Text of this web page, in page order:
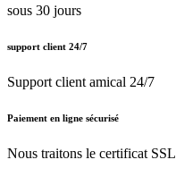
sous 30 jours
support client 24/7
Support client amical 24/7
Paiement en ligne sécurisé
Nous traitons le certificat SSL